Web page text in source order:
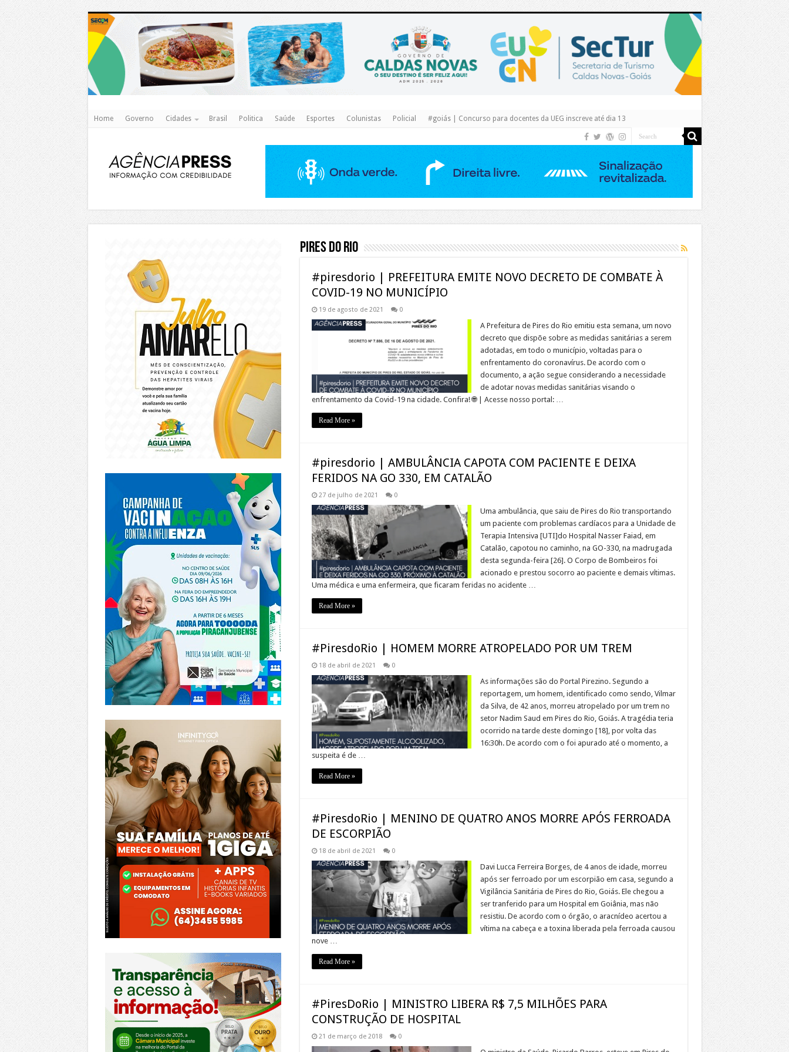
https://www.caldasnovas.go.gov.br/
Home Governo Cidades Brasil Politica Saúde Esportes Colunistas Policial #goiás | Concurso para docentes da UEG inscreve até dia 13
Pires do Rio
#piresdorio | PREFEITURA EMITE NOVO DECRETO DE COMBATE À
COVID-19 NO MUNICÍPIO
19 de agosto de 2021 0
A Prefeitura de Pires do Rio emitiu esta semana, um novo
decreto que dispõe sobre as medidas sanitárias a serem
adotadas, em todo o município, voltadas para o
enfrentamento do coronavírus. De acordo com o
documento, a ação segue considerando a necessidade
de adotar novas medidas sanitárias visando o
enfrentamento da Covid-19 na cidade. Confira! 🌐 | Acesse nosso portal: …
Read More »
#piresdorio | AMBULÂNCIA CAPOTA COM PACIENTE E DEIXA
FERIDOS NA GO 330, EM CATALÃO
27 de julho de 2021 0
Uma ambulância, que saiu de Pires do Rio transportando
um paciente com problemas cardíacos para a Unidade de
Terapia Intensiva [UTI]do Hospital Nasser Faiad, em
Catalão, capotou no caminho, na GO-330, na madrugada
desta segunda-feira [26]. O Corpo de Bombeiros foi
acionado e prestou socorro ao paciente e demais vítimas.
Uma médica e uma enfermeira, que ficaram feridas no acidente …
Read More »
#PiresdoRio | HOMEM MORRE ATROPELADO POR UM TREM
18 de abril de 2021 0
As informações são do Portal Pirezino. Segundo a
reportagem, um homem, identificado como sendo, Vilmar
da Silva, de 42 anos, morreu atropelado por um trem no
setor Nadim Saud em Pires do Rio, Goiás. A tragédia teria
ocorrido na tarde deste domingo [18], por volta das
16:30h. De acordo com o foi apurado até o momento, a
suspeita é de …
Read More »
#PiresdoRio | MENINO DE QUATRO ANOS MORRE APÓS FERROADA
DE ESCORPIÃO
18 de abril de 2021 0
Davi Lucca Ferreira Borges, de 4 anos de idade, morreu
após ser ferroado por um escorpião em casa, segundo a
Vigilância Sanitária de Pires do Rio, Goiás. Ele chegou a
ser tranferido para um Hospital em Goiânia, mas não
resistiu. De acordo com o órgão, o aracnídeo acertou a
vítima na cabeça e a toxina liberada pela ferroada causou
nove …
Read More »
#PiresDoRio | MINISTRO LIBERA R$ 7,5 MILHÕES PARA
CONSTRUÇÃO DE HOSPITAL
21 de março de 2018 0
https://piracanjuba.go.gov.br/
https://www.infinitygo.com.br/
https://morrinhos.go.leg.br/